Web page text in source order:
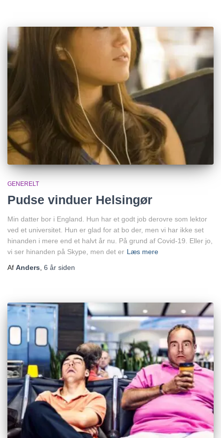
GENERELT
Pudse vinduer Helsingør
Min datter bor i England. Hun har et godt job derovre som lektor
ved et universitet. Hun er glad for at bo der, men vi har ikke set
hinanden i mere end et halvt år nu. På grund af Covid-19. Eller jo,
vi ser hinanden på Skype, men det er Læs mere
Af Anders 6 år siden